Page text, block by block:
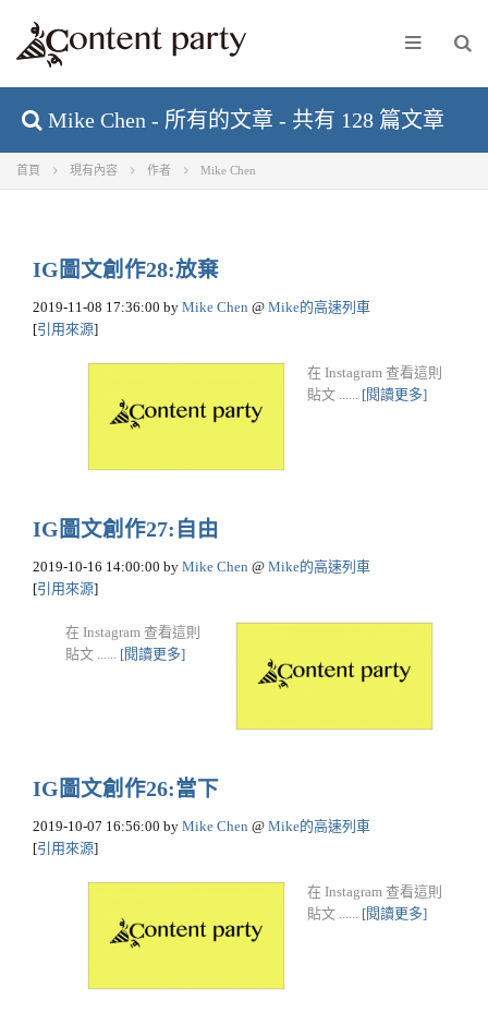
Mike Chen - 所有的文章 - 共有 128 篇文章
首頁 現有內容 作者 Mike Chen
IG圖文創作28:放棄
2019-11-08 17:36:00 by Mike Chen @ Mike的高速列車
[引用來源]
在 Instagram 查看這則
貼文 ...... [閱讀更多]
IG圖文創作27:自由
2019-10-16 14:00:00 by Mike Chen @ Mike的高速列車
[引用來源]
在 Instagram 查看這則
貼文 ...... [閱讀更多]
IG圖文創作26:當下
2019-10-07 16:56:00 by Mike Chen @ Mike的高速列車
[引用來源]
在 Instagram 查看這則
貼文 ...... [閱讀更多]